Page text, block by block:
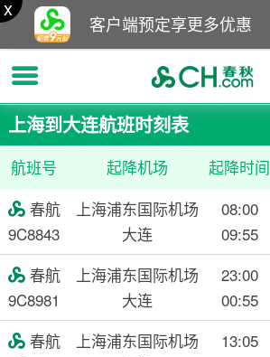
客户端预定享更多优惠
x
上海到大连航班时刻表
航班号 起降机场 起降时间
春航
9C8843
上海浦东国际机场
大连
08:00
09:55
春航
9C8981
上海浦东国际机场
大连
23:00
00:55
春航
上海浦东国际机场
13:05